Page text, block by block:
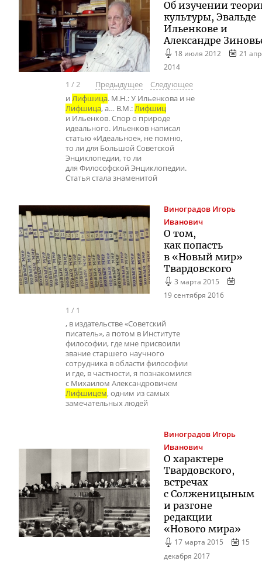
Об изучении
культуры, Эвальде
Ильенкове и
Александре
18 июля 2012
21
2014
1 /2 Предыдущее
Следующее
и Лифшица. М.Н.: У Ильенкова и не
Лифшица, а… В.М.:Лифшиц
и Ильенков. Спор о природе
идеального. Ильенков написал
статью «Идеальное», не помню,
то ли для Большой Советской
Энциклопедии, то ли
для Философской Энциклопедии.
Статья стала знаменитой
Виноградов Игорь
Иванович
О том,
как попасть
в «Новый мир»
Твардовского
3 марта 2015
19 сентября 2016
1 / 1
, в издательстве «Советский
писатель», а потом в Институте
философии, где мне присвоили
звание старшего научного
сотрудника в области философии
и где, в частности, я познакомился
с Михаилом Александровичем
Лифшицем, одним из самых
замечательных людей
Виноградов Игорь
Иванович
О характере
Твардовского,
встречах
с Солженицыным
и разгоне
редакции
«Нового мира»
17 марта 2015
15
декабря 2017